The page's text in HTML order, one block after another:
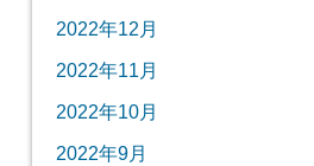
2022年12月
2022年11月
2022年10月
2022年9月